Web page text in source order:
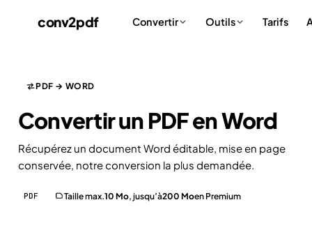
conv2pdf Convertir Outils Tarifs
PDF → WORD
Convertir un PDF enWord
Récupérez un document Word éditable, mise en page
conservée, notre conversion la plus demandée.
PDF Taille max.10 Mo, jusqu’à200 Moen Premium